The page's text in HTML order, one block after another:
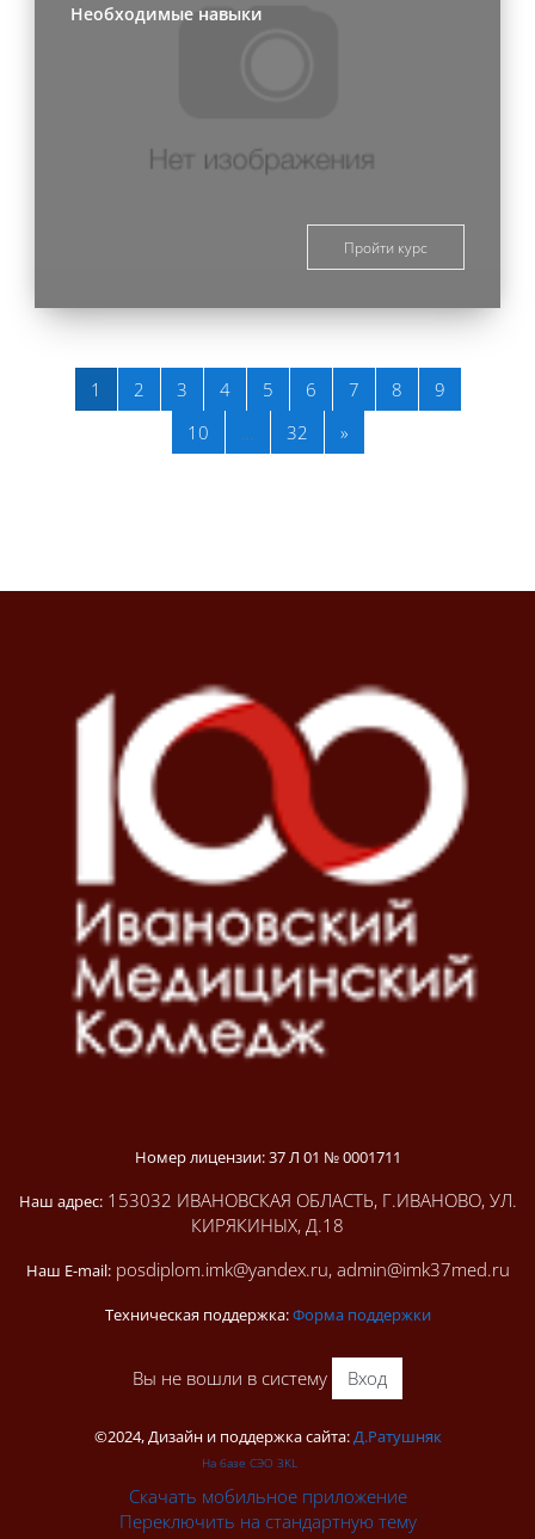
Необходимые навыки
Пройти курс
1 Страница 1
2 Страница 2
3Страница 3
4Страница 4
5Страница 5
6Страница 6
7Страница 7
8Страница 8
9Страница
10 Страница 10
32 Страница 32
»
Номер лицензии: 37 Л 01 № 0001711
Наш адрес:153032 ИВАНОВСКАЯ ОБЛАСТЬ, Г.ИВАНОВО, УЛ.
КИРЯКИНЫХ, Д.18
Наш E-mail:posdiplom.imk@yandex.ru, admin@imk37med.ru
Техническая поддержка:Форма поддержки
Вы не вошли в систему Вход
©2024, Дизайн и поддержка сайта:Д.Ратушняк
На базе СЭО 3KL
Скачать мобильное приложение
Переключить на стандартную тему